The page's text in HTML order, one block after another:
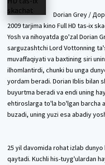
Dorian Grey /
2009 tarjima kino Full HD tas-ix
Yosh va nihoyatda go'zal Dorian
sarguzashtchi Lord Vottonning
muvaffaqiyati va baxtining siri
ilhomlantirdi, chunki bu unga
yordam beradi. Dorian Iblis bilan
buyurtma beradi va endi uning
ehtiroslarga to'la bo'lgan barcha
buzadi, uning yuzi esa abadiy
25 yil davomida rohat izlab
qaytadi. Kuchli his-tuyg'ulardan